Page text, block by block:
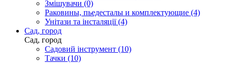
Змішувачи (0)
Раковины, пьедесталы и комплектующие (4)
Унітази та інсталяції (4)
Сад, город
Сад, город
Садовий інструмент (10)
Тачки (10)